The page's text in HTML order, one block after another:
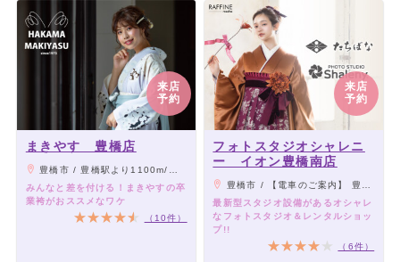
来店
予約
まきやす 豊橋店
豊橋市 / 豊橋駅より1100m/札木電停より350m/豊橋公園前電停より250m
みんなと差を付ける！まきやすの卒
業袴がおススメなワケ
（10件）
来店
予約
フォトスタジオシャレニ
ー イオン豊橋南店
豊橋市 / 【電車のご案内】 豊橋鉄道渥美線 芦原駅 徒歩約15分 【バスのご案内】 ◆「豊橋駅前」②番乗り場より「くすのき特別支援学校行き」乗車し、 「野依口」下車。（約30分）
最新型スタジオ設備があるオシャレ
なフォトスタジオ＆レンタルショッ
プ!!
（6件）